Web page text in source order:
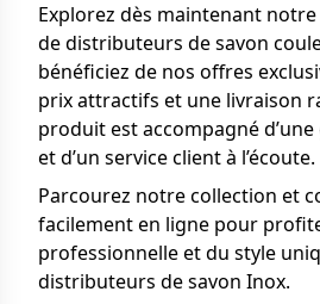
Explorez dès maintenant
de distributeurs de savon
bénéficiez de nos offres
prix attractifs et une livraison
produit est accompagné
et d’un service client à l’écoute.
Parcourez notre collection et
facilement en ligne pour
professionnelle et du style
distributeurs de savon Inox.